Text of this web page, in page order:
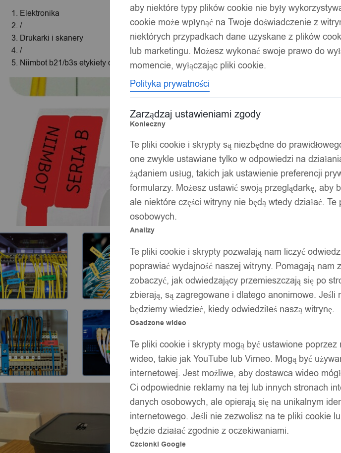
Elektronika
/
Drukarki i skanery
/
Niimbot b21/b3s etykiety do kabli 25*38mm 100szt
aby niektóre typy plików cookie nie były
cookie może wpłynąć na Twoje doświadczenie z
niektórych przypadkach dane uzyskane z plików
lub marketingu. Możesz wykonać swoje prawo do
momencie, wyłączając pliki cookie.
Polityka prywatności
Zarządzaj ustawieniami zgody
Konieczny
Te pliki cookie i skrypty są niezbędne do
one zwykle ustawiane tylko w odpowiedzi na
żądaniem usług, takich jak ustawienie preferencji
formularzy. Możesz ustawić swoją przeglądarkę,
ale niektóre części witryny nie będą wtedy działać.
osobowych.
Analizy
Te pliki cookie i skrypty pozwalają nam liczyć
poprawiać wydajność naszej witryny. Pomagają
zobaczyć, jak odwiedzający przemieszczają się po
zbierają, są zagregowane i dlatego anonimowe.
będziemy wiedzieć, kiedy odwiedziłeś naszą witrynę.
Osadzone wideo
Te pliki cookie i skrypty mogą być ustawione
wideo, takie jak YouTube lub Vimeo. Mogą być
internetowej. Jest możliwe, aby dostawca wideo
Ci odpowiednie reklamy na tej lub innych stronach
danych osobowych, ale opierają się na unikalnym
internetowego. Jeśli nie zezwolisz na te pliki cookie
będzie działać zgodnie z oczekiwaniami.
Czcionki Google